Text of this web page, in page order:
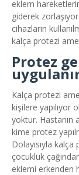
eklem
giderek
cihazların
kalça protezi
Protez
Kalça protezi
kişilere yapılıyor
yoktur. Hastanın
kime protez
Dolayısıyla
çocukluk
eklemi erkenden